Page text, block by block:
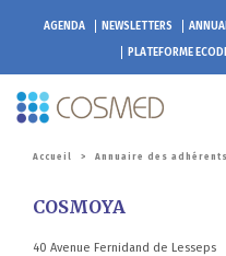
AGENDA NEWSLETTERS
PLATEFORME
Accueil > Annuaire des adhérents
COSMOYA
40 Avenue Fernidand de Lesseps